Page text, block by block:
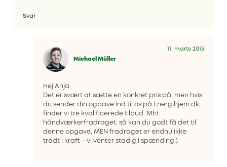
Svar
Michael Müller
11. marts 2013
Hej Anja
Det er svært at sætte en konkret pris på, men hvis
du sender din ogpave ind til os på Energihjem.dk,
finder vi tre kvalificerede tilbud. Mht.
håndværkerfradraget, så kan du godt få det til
denne opgave, MEN fradraget er endnu ikke
trådt i kraft – vi venter stadig i spænding:)